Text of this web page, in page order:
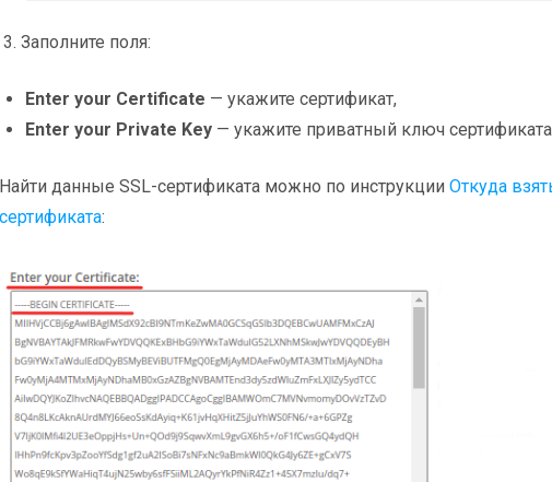
3. Заполните поля:
Enter your Certificate — укажите сертификат,
Enter your Private Key— укажите приватный ключ
Найти данные SSL-сертификата можно по инструкции Откуда
сертификата: